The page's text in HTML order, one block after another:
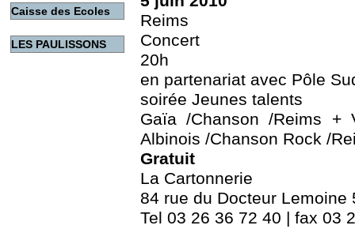
Caisse des Ecoles
LES PAULISSONS
Reims
Concert
20h
en partenariat avec Pôle
soirée Jeunes talents
Gaïa /Chanson /Reims +
Albinois /Chanson Rock /
Gratuit
La Cartonnerie
84 rue du Docteur Lemoine
Tel 03 26 36 72 40 | fax 03